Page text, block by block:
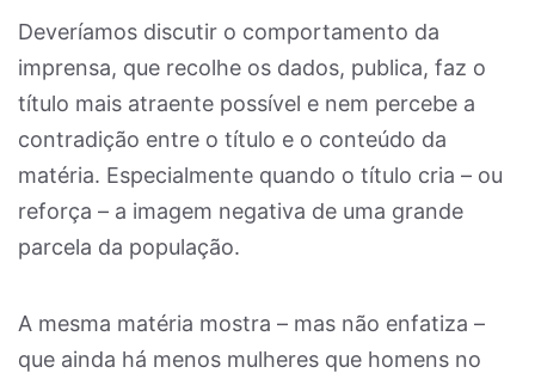
Deveríamos discutir o comportamento da
imprensa, que recolhe os dados, publica, faz o
título mais atraente possível e nem percebe a
contradição entre o título e o conteúdo da
matéria. Especialmente quando o título cria – ou
reforça – a imagem negativa de uma grande
parcela da população.
A mesma matéria mostra – mas não enfatiza –
que ainda há menos mulheres que homens no